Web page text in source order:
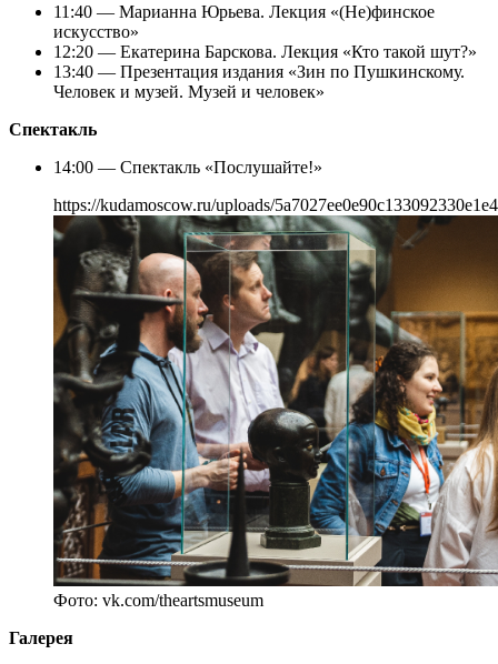
11:40 — Марианна Юрьева. Лекция «(Не)финское
искусство»
12:20 — Екатерина Барскова. Лекция «Кто такой шут?»
13:40 — Презентация издания «Зин по Пушкинскому.
Человек и музей. Музей и человек»
Спектакль
14:00 — Спектакль «Послушайте!»
https://kudamoscow.ru/uploads/
Фото: vk.com/theartsmuseum
Галерея